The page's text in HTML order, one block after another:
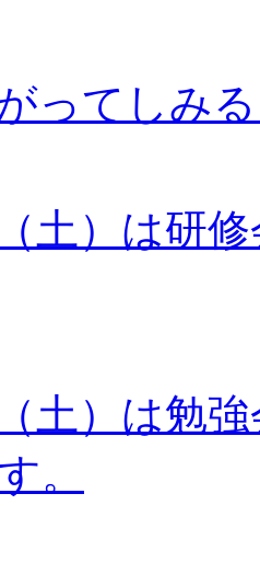
ってしみ
土）は研
土）は勉
。